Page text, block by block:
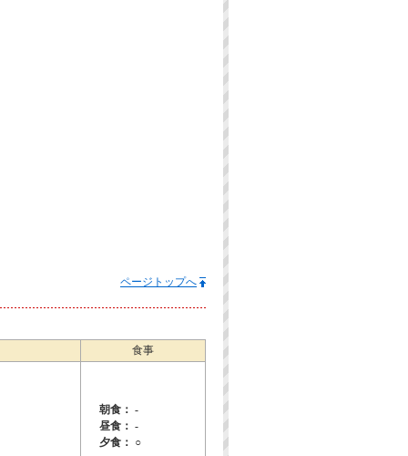
ページトップへ
食事
朝食： -
昼食： -
夕食： ○